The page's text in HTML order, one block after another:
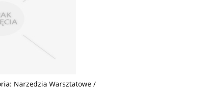
Narzędzia Warsztatowe /